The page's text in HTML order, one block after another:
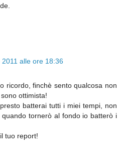
alle ore 18:36
ricordo, finchè sento qualcosa non
ottimista!
batterai tutti i miei tempi, non
tornerò al fondo io batterò i
tuo report!